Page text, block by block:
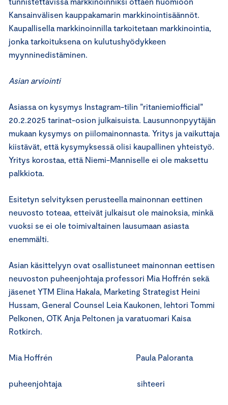
Kansainvälisen kauppakamarin markkinointisäännöt.
Kaupallisella markkinoinnilla tarkoitetaan markkinointia,
jonka tarkoituksena on kulutushyödykkeen
myynninedistäminen.
Asian arviointi
Asiassa on kysymys Instagram-tilin ”ritaniemiofficial”
20.2.2025 tarinat-osion julkaisuista. Lausunnonpyytäjän
mukaan kysymys on piilomainonnasta. Yritys ja vaikuttaja
kiistävät, että kysymyksessä olisi kaupallinen yhteistyö.
Yritys korostaa, että Niemi-Manniselle ei ole maksettu
palkkiota.
Esitetyn selvityksen perusteella mainonnan eettinen
neuvosto toteaa, etteivät julkaisut ole mainoksia, minkä
vuoksi se ei ole toimivaltainen lausumaan asiasta
enemmälti.
Asian käsittelyyn ovat osallistuneet mainonnan eettisen
neuvoston puheenjohtaja professori Mia Hoffrén sekä
jäsenet YTM Elina Hakala, Marketing Strategist Heini
Hussam, General Counsel Leia Kaukonen, lehtori Tommi
Pelkonen, OTK Anja Peltonen ja varatuomari Kaisa
Rotkirch.
Mia Hoffrén Paula Paloranta
puheenjohtaja sihteeri